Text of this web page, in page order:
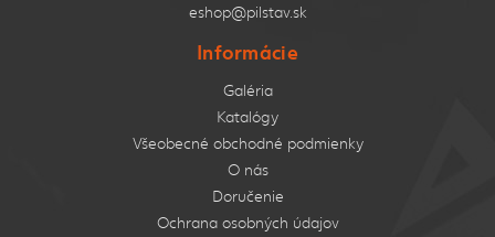
eshop@pilstav.sk
Informácie
Galéria
Katalógy
Všeobecné obchodné podmienky
O nás
Doručenie
Ochrana osobných údajov